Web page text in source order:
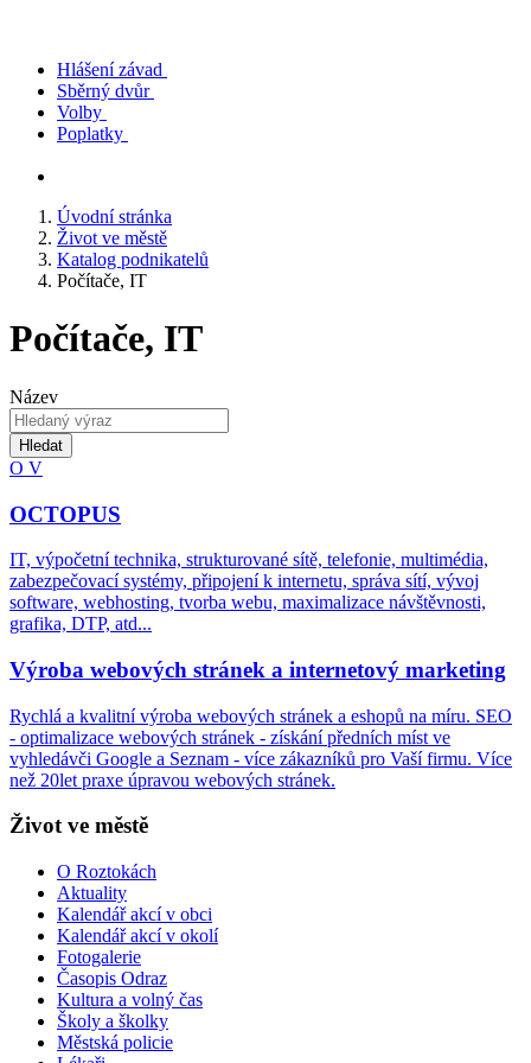
Hlášení závad
Sběrný dvůr
Volby
Poplatky
Úvodní stránka
Život ve městě
Katalog podnikatelů
Počítače, IT
Počítače, IT
Název
Hledat
O V
OCTOPUS
IT, výpočetní technika, strukturované sítě, telefonie, multimédia,
zabezpečovací systémy, připojení k internetu, správa sítí, vývoj
software, webhosting, tvorba webu, maximalizace návštěvnosti,
grafika, DTP, atd...
Výroba webových stránek a internetový marketing
Rychlá a kvalitní výroba webových stránek a eshopů na míru. SEO
- optimalizace webových stránek - získání předních míst ve
vyhledávči Google a Seznam - více zákazníků pro Vaší firmu. Více
než 20let praxe úpravou webových stránek.
Život ve městě
O Roztokách
Aktuality
Kalendář akcí v obci
Kalendář akcí v okolí
Fotogalerie
Časopis Odraz
Kultura a volný čas
Školy a školky
Městská policie